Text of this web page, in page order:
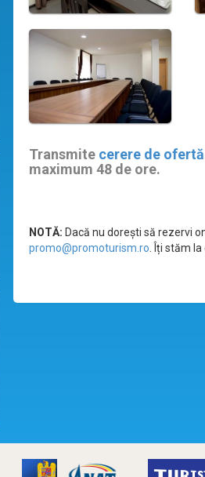
Transmite cerere de ofertă
maximum 48 de ore.
NOTĂ: Dacă nu dorești să rezervi
promo@promoturism.ro. Îți stăm la